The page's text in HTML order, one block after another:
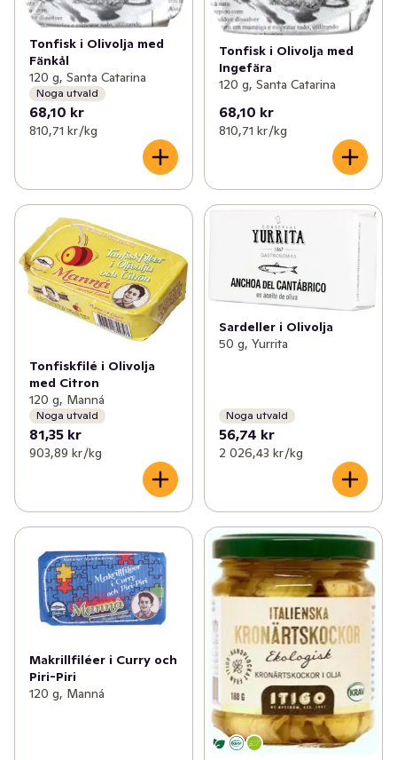
Tonfisk i Olivolja med
Fänkål
120 g, Santa Catarina
Noga utvald
68,10 kr
810,71 kr /kg
Tonfisk i Olivolja med
Ingefära
120 g, Santa Catarina
68,10 kr
810,71 kr /kg
Tonfiskfilé i Olivolja
med Citron
120 g, Manná
Noga utvald
81,35 kr
903,89 kr /kg
Sardeller i Olivolja
50 g, Yurrita
Noga utvald
56,74 kr
2 026,43 kr /kg
Makrillfiléer i Curry och
Piri-Piri
120 g, Manná